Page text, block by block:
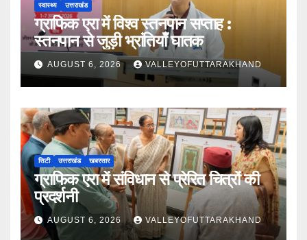
स्वास्थ्य उत्तराखंड
ग्राफिक एरा में विश्व स्तनपान सप्ताह :
स्तनपान से जुड़ी भ्रांतियाँ घातक
AUGUST 6, 2026 VALLEYOFUTTARAKHAND
सिटी उत्तराखंड खबरसार
ग्राफिक एरा में संविधान से प्रेरित चित्रों की
प्रदर्शनी
AUGUST 6, 2026 VALLEYOFUTTARAKHAND